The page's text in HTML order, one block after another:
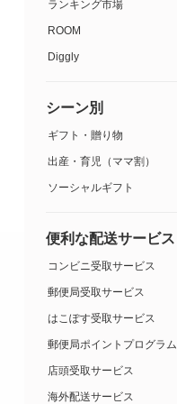
ランキング市場
ROOM
Diggly
シーン別
ギフト・贈り物
出産・育児（ママ割）
ソーシャルギフト
便利な配送サービス
コンビニ受取サービス
郵便局受取サービス
はこぽす受取サービス
郵便局ポイントプログラム
店頭受取サービス
海外配送サービス